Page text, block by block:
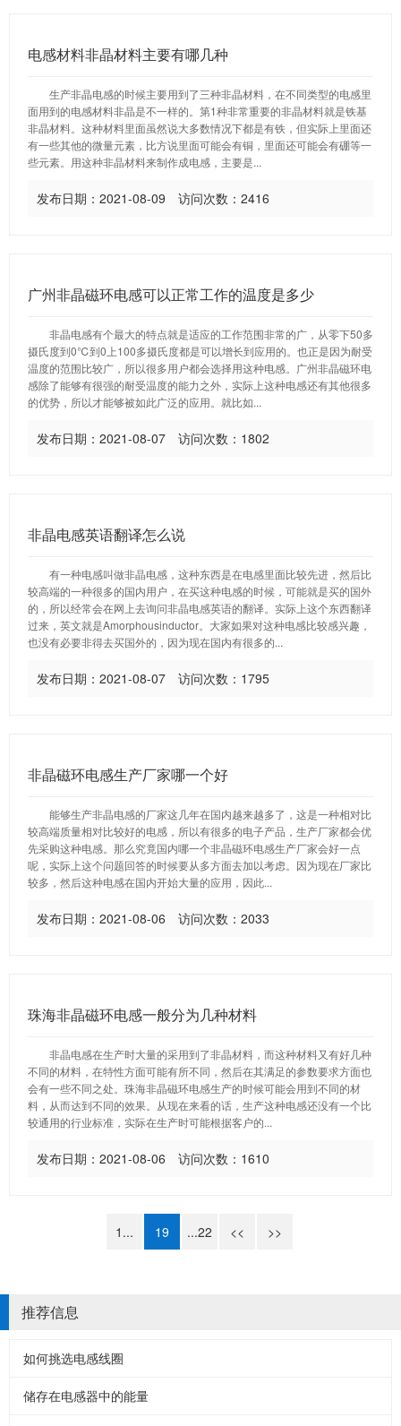
电感材料非晶材料主要有哪几种
生产非晶电感的时候主要用到了三种非晶材料，在不同类型的电感里
面用到的电感材料非晶是不一样的。第1种非常重要的非晶材料就是铁基
非晶材料。这种材料里面虽然说大多数情况下都是有铁，但实际上里面还
有一些其他的微量元素，比方说里面可能会有铜，里面还可能会有硼等一
些元素。用这种非晶材料来制作成电感，主要是...
发布日期：2021-08-09 访问次数：2416
广州非晶磁环电感可以正常工作的温度是多少
非晶电感有个最大的特点就是适应的工作范围非常的广，从零下50多
摄氏度到0℃到0上100多摄氏度都是可以增长到应用的。也正是因为耐受
温度的范围比较广，所以很多用户都会选择用这种电感。广州非晶磁环电
感除了能够有很强的耐受温度的能力之外，实际上这种电感还有其他很多
的优势，所以才能够被如此广泛的应用。就比如...
发布日期：2021-08-07 访问次数：1802
非晶电感英语翻译怎么说
有一种电感叫做非晶电感，这种东西是在电感里面比较先进，然后比
较高端的一种很多的国内用户，在买这种电感的时候，可能就是买的国外
的，所以经常会在网上去询问非晶电感英语的翻译。实际上这个东西翻译
过来，英文就是Amorphousinductor。大家如果对这种电感比较感兴趣，
也没有必要非得去买国外的，因为现在国内有很多的...
发布日期：2021-08-07 访问次数：1795
非晶磁环电感生产厂家哪一个好
能够生产非晶电感的厂家这几年在国内越来越多了，这是一种相对比
较高端质量相对比较好的电感，所以有很多的电子产品，生产厂家都会优
先采购这种电感。那么究竟国内哪一个非晶磁环电感生产厂家会好一点
呢，实际上这个问题回答的时候要从多方面去加以考虑。因为现在厂家比
较多，然后这种电感在国内开始大量的应用，因此...
发布日期：2021-08-06 访问次数：2033
珠海非晶磁环电感一般分为几种材料
非晶电感在生产时大量的采用到了非晶材料，而这种材料又有好几种
不同的材料，在特性方面可能有所不同，然后在其满足的参数要求方面也
会有一些不同之处。珠海非晶磁环电感生产的时候可能会用到不同的材
料，从而达到不同的效果。从现在来看的话，生产这种电感还没有一个比
较通用的行业标准，实际在生产时可能根据客户的...
发布日期：2021-08-06 访问次数：1610
1... 19 ...22 << >>
推荐信息
如何挑选电感线圈
储存在电感器中的能量